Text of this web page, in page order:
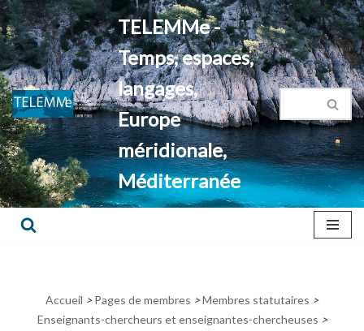
Aller
au
contenu
TELEMMe -
Temps, espaces,
langages,
Europe
méridionale,
Méditerranée
Accueil > Pages de membres >Membres statutaires >
Enseignants-chercheurs et enseignantes-chercheuses >